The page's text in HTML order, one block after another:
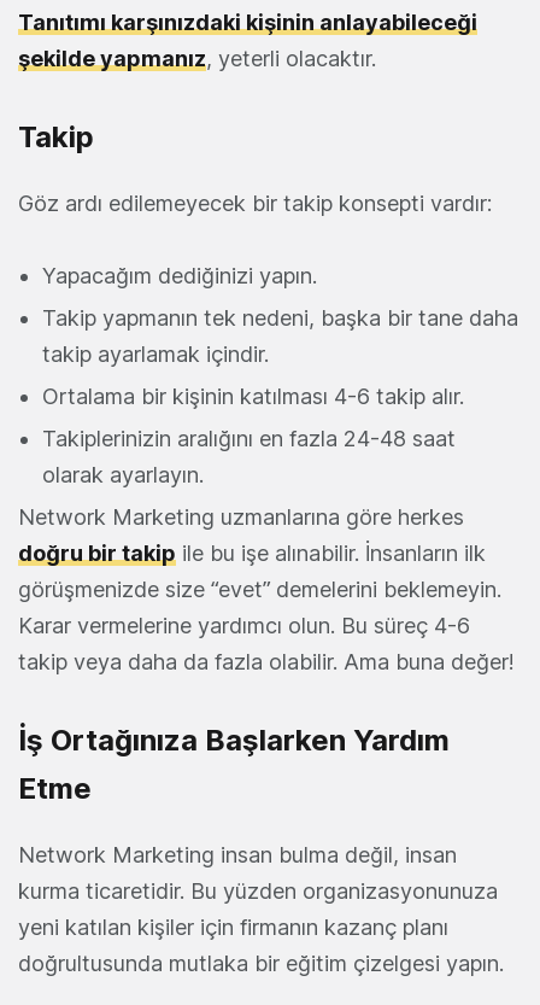
Tanıtımı karşınızdaki kişinin anlayabileceği
şekilde yapmanız, yeterli olacaktır.
Takip
Göz ardı edilemeyecek bir takip konsepti vardır:
Yapacağım dediğinizi yapın.
Takip yapmanın tek nedeni, başka bir tane daha
takip ayarlamak içindir.
Ortalama bir kişinin katılması 4-6 takip alır.
Takiplerinizin aralığını en fazla 24-48 saat
olarak ayarlayın.
Network Marketing uzmanlarına göre herkes
doğru bir takip ile bu işe alınabilir. İnsanların ilk
görüşmenizde size “evet” demelerini beklemeyin.
Karar vermelerine yardımcı olun. Bu süreç 4-6
takip veya daha da fazla olabilir. Ama buna değer!
İş Ortağınıza Başlarken Yardım
Etme
Network Marketing insan bulma değil, insan
kurma ticaretidir. Bu yüzden organizasyonunuza
yeni katılan kişiler için firmanın kazanç planı
doğrultusunda mutlaka bir eğitim çizelgesi yapın.